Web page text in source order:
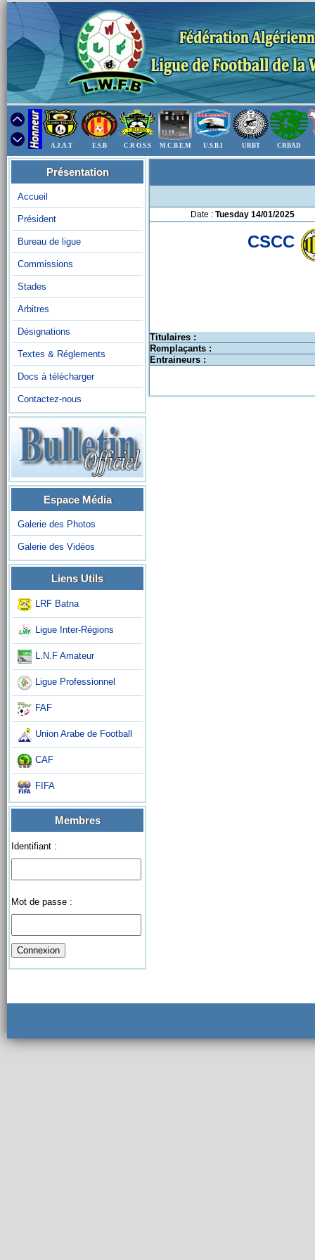
A.J.A.T E.S.B C.R O.S.S M.C.B.E.M U.S.B.I URBT CRBAD
Présentation
Accueil
Président
Bureau de ligue
Commissions
Stades
Arbitres
Désignations
Textes & Réglements
Docs à télécharger
Contactez-nous
Espace Média
Galerie des Photos
Galerie des Vidéos
Liens Utils
LRF Batna
Ligue Inter-Régions
L.N.F Amateur
Ligue Professionnel
FAF
Union Arabe de Football
CAF
FIFA
Membres
Identifiant :
Mot de passe :
Date : Tuesday 14/01/2025
CSCC
Titulaires :
Remplaçants :
Entraineurs :